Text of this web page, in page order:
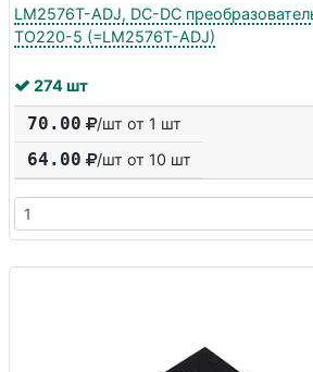
LM2576T-ADJ, DC-DC
TO220-5 (=LM2576T-ADJ)
274 шт
70.00 /шт от 1 шт
64.00 /шт от 10 шт